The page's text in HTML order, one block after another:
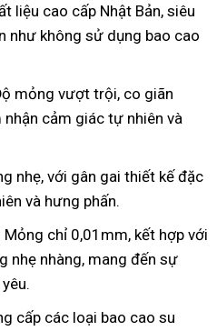
liệu cao cấp Nhật Bản, siêu
như không sử dụng bao cao
mỏng vượt trội, co giãn
nhận cảm giác tự nhiên và
nhẹ, với gân gai thiết kế đặc
và hưng phấn.
Mỏng chỉ 0,01mm, kết hợp với
nhẹ nhàng, mang đến sự
cấp các loại bao cao su